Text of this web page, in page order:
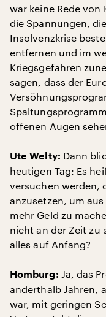
war keine Rede von
die Spannungen,
Insolvenzkrise
entfernen und im
Kriegsgefahren
sagen, dass der
offenen Augen
Ute Welty: Dann
heutigen Tag: Es
versuchen werden,
anzusetzen, um
mehr Geld zu
nicht an der Zeit zu
alles auf Anfang?
Homburg: Ja, das
anderthalb Jahren,
war, mit geringen